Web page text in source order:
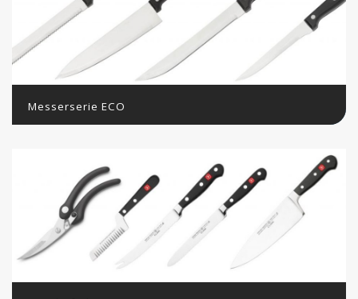
Messerserie ECO